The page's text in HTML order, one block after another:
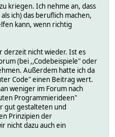
kriegen. Ich nehme an, dass
ich) das beruflich machen,
kann, wenn richtig
derzeit nicht wieder. Ist es
(bei ,,Codebeispiele" oder
Außerdem hatte ich da
Code" einen Beitrag wert.
weniger im Forum nach
Programmierideen"
gut gestalteten und
Prinzipien der
nicht dazu auch ein